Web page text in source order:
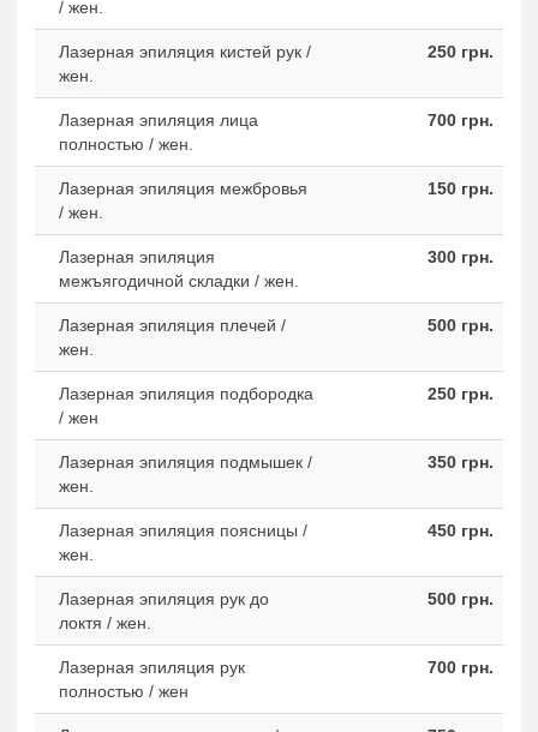
/ жен.
Лазерная эпиляция кистей рук /
жен.
250 грн.
Лазерная эпиляция лица
полностью / жен.
700 грн.
Лазерная эпиляция межбровья
/ жен.
150 грн.
Лазерная эпиляция
межъягодичной складки / жен.
300 грн.
Лазерная эпиляция плечей /
жен.
500 грн.
Лазерная эпиляция подбородка
/ жен
250 грн.
Лазерная эпиляция подмышек /
жен.
350 грн.
Лазерная эпиляция поясницы /
жен.
450 грн.
Лазерная эпиляция рук до
локтя / жен.
500 грн.
Лазерная эпиляция рук
полностью / жен
700 грн.